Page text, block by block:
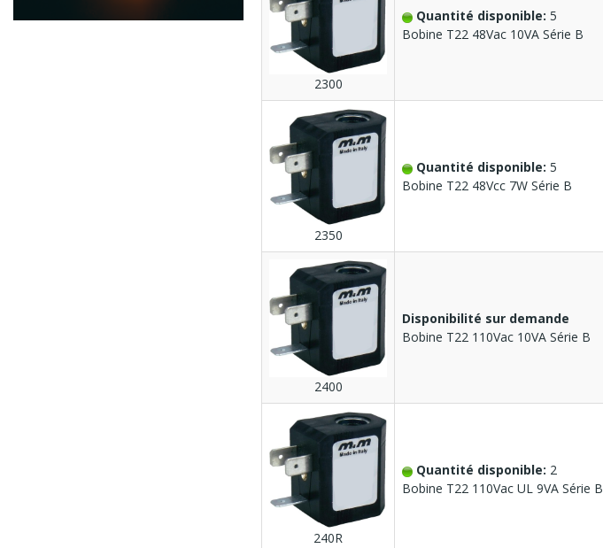
2300
Quantité disponible: 5
Bobine T22 48Vac 10VA Série B
2350
Quantité disponible: 5
Bobine T22 48Vcc 7W Série B
2400
Disponibilité sur demande
Bobine T22 110Vac 10VA Série B
240R
Quantité disponible: 2
Bobine T22 110Vac UL 9VA Série B